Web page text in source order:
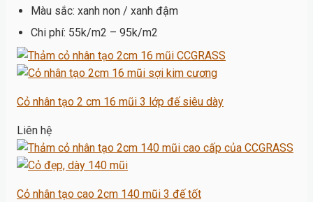
Màu sắc: xanh non / xanh đậm
Chi phí: 55k/m2 – 95k/m2
Cỏ nhân tạo 2 cm 16 mũi 3 lớp đế siêu dày
Liên hệ
Cỏ nhân tạo cao 2cm 140 mũi 3 đế tốt